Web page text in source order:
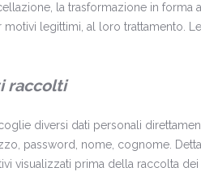
la trasformazione in
legittimi, al loro trattamento.
raccolti
diversi dati personali
password, nome, cognome.
visualizzati prima della raccolta